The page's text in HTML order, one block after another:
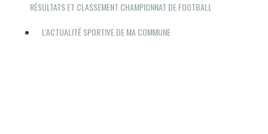
RÉSULTATS ET CLASSEMENT CHAMPIONNAT DE FOOTBALL
L'ACTUALITÉ SPORTIVE DE MA COMMUNE